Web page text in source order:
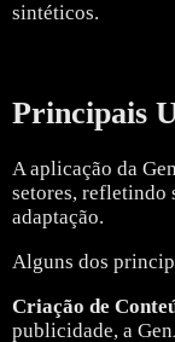
sintéticos.
Principais
A aplicação da
setores, refletindo
adaptação.
Alguns dos
Criação de
publicidade, a